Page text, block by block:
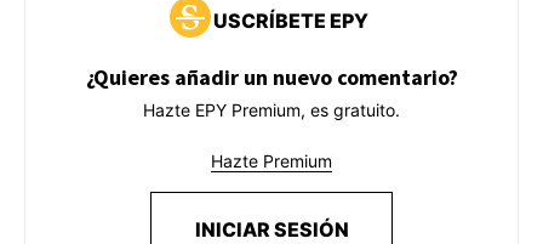
USCRÍBETE EPY
¿Quieres añadir un nuevo comentario?
Hazte EPY Premium, es gratuito.
Hazte Premium
INICIAR SESIÓN